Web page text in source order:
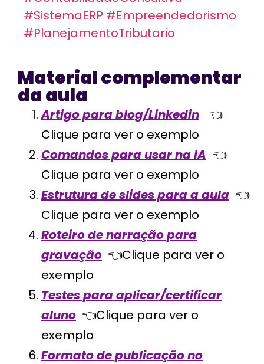
#SistemaERP #Empreendedorismo
#PlanejamentoTributario
Material complementar
da aula
Artigo para blog/Linkedin 👈
Clique para ver o exemplo
Comandos para usar na IA 👈
Clique para ver o exemplo
Estrutura de slides para a aula 👈
Clique para ver o exemplo
Roteiro de narração para
gravação 👈Clique para ver o
exemplo
Testes para aplicar/certificar
aluno 👈Clique para ver o
exemplo
Formato de publicação no